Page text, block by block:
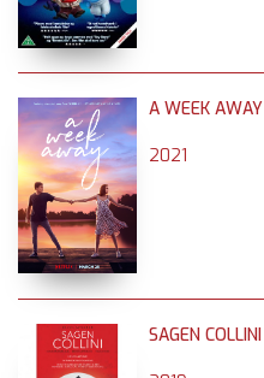
A WEEK AWAY
2021
SAGEN COLLINI